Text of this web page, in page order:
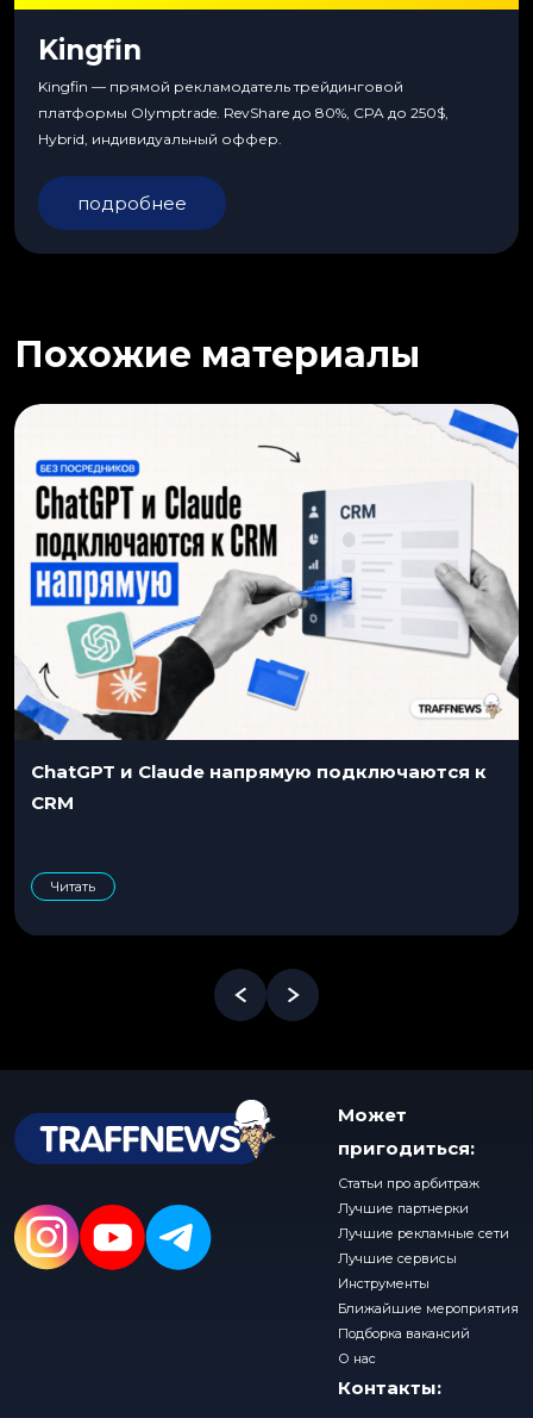
Kingfin
Kingfin — прямой рекламодатель трейдинговой
платформы Olymptrade. RevShare до 80%, CPA до 250$,
Hybrid, индивидуальный оффер.
подробнее
Похожие материалы
ChatGPT и Claude напрямую подключаются к
CRM
Читать
Может
пригодиться:
Статьи про арбитраж
Лучшие партнерки
Лучшие рекламные сети
Лучшие сервисы
Инструменты
Ближайшие мероприятия
Подборка вакансий
О нас
Контакты: